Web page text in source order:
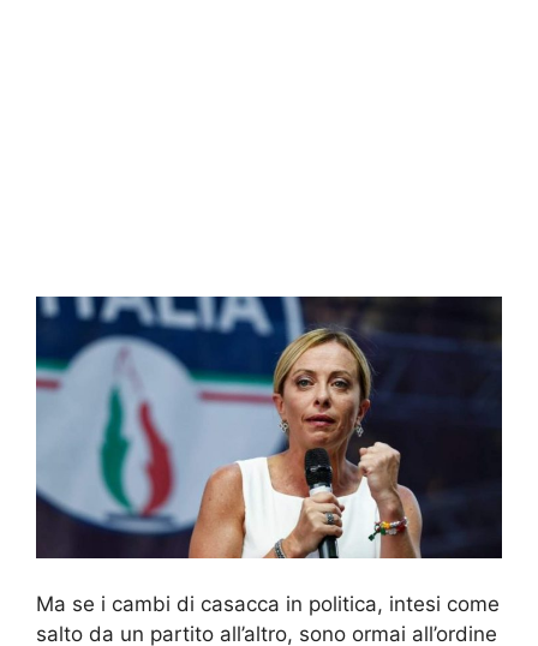
Ma se i cambi di casacca in politica, intesi come
salto da un partito all’altro, sono ormai all’ordine